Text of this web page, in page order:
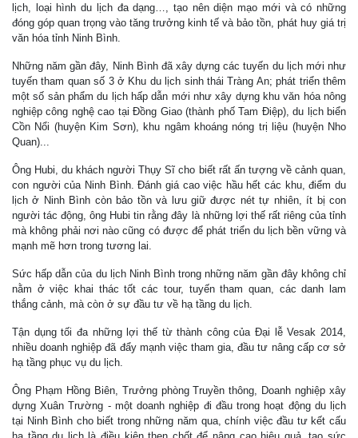
lịch, loại hình du lịch đa dạng…, tạo nên diện mạo mới và có những
đóng góp quan trọng vào tăng trưởng kinh tế và bảo tồn, phát huy giá trị
văn hóa tỉnh Ninh Bình.
Những năm gần đây, Ninh Bình đã xây dựng các tuyến du lịch mới như
tuyến tham quan số 3 ở Khu du lịch sinh thái Tràng An; phát triển thêm
một số sản phẩm du lịch hấp dẫn mới như xây dựng khu văn hóa nông
nghiệp công nghệ cao tại Đồng Giao (thành phố Tam Điệp), du lịch biển
Cồn Nổi (huyện Kim Sơn), khu ngâm khoáng nóng trị liệu (huyện Nho
Quan)...
Ông Hubi, du khách người Thụy Sĩ cho biết rất ấn tượng về cảnh quan,
con người của Ninh Bình. Đánh giá cao việc hầu hết các khu, điểm du
lịch ở Ninh Bình còn bảo tồn và lưu giữ được nét tự nhiên, ít bị con
người tác động, ông Hubi tin rằng đây là những lợi thế rất riêng của tỉnh
mà không phải nơi nào cũng có được để phát triển du lịch bền vững và
mạnh mẽ hơn trong tương lai.
Sức hấp dẫn của du lịch Ninh Bình trong những năm gần đây không chỉ
nằm ở việc khai thác tốt các tour, tuyến tham quan, các danh lam
thắng cảnh, mà còn ở sự đầu tư về hạ tầng du lịch.
Tận dụng tối đa những lợi thế từ thành công của Đại lễ Vesak 2014,
nhiều doanh nghiệp đã đẩy mạnh việc tham gia, đầu tư nâng cấp cơ sở
hạ tầng phục vụ du lịch.
Ông Phạm Hồng Biên, Trưởng phòng Truyền thông, Doanh nghiệp xây
dựng Xuân Trường - một doanh nghiệp đi đầu trong hoạt động du lịch
tại Ninh Bình cho biết trong những năm qua, chính việc đầu tư kết cấu